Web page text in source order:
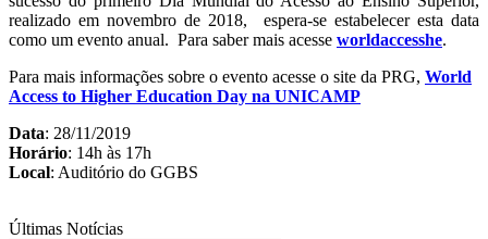
realizado em novembro de 2018, espera-se estabelecer esta data
como um evento anual. Para saber mais acesse worldaccesshe.
Para mais informações sobre o evento acesse o site da PRG, World
Access to Higher Education Day na UNICAMP
Data: 28/11/2019
Horário: 14h às 17h
Local: Auditório do GGBS
Últimas Notícias